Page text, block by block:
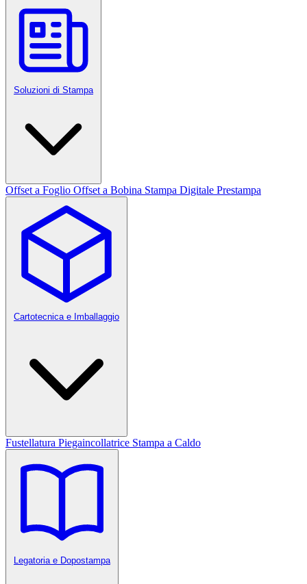
Soluzioni di Stampa
Offset a Foglio Offset a Bobina Stampa Digitale Prestampa
Cartotecnica e Imballaggio
Fustellatura Piegaincollatrice Stampa a Caldo
Legatoria e Dopostampa